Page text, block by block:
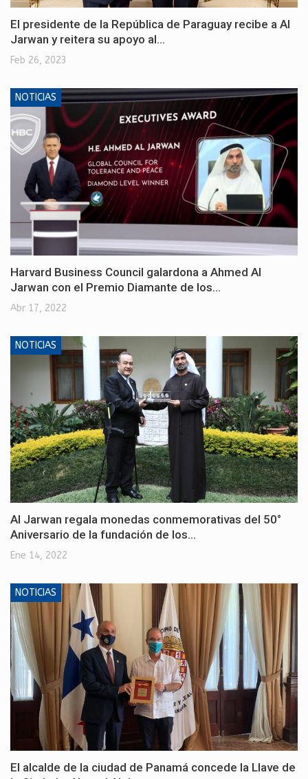
El presidente de la República de Paraguay recibe a Al
Jarwan y reitera su apoyo al…
Feb 26, 2023
NOTICIAS
Harvard Business Council galardona a Ahmed Al
Jarwan con el Premio Diamante de los…
Abr 17, 2022
NOTICIAS
Al Jarwan regala monedas conmemorativas del 50°
Aniversario de la fundación de los…
Ene 14, 2022
NOTICIAS
El alcalde de la ciudad de Panamá concede la Llave de